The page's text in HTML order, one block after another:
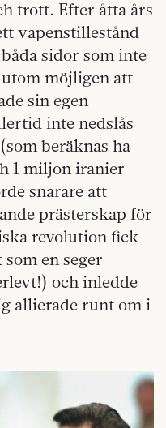
trott. Efter åtta års
vapenstillestånd
sidor som inte
möjligen att
sin egen
inte nedslås
beräknas ha
1 miljon iranier
snarare att
prästerskap för
revolution fick
en seger
och inledde
allierade runt om i